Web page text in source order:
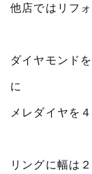
他店ではリフ
ダイヤモンド
に
メレダイヤを
リングに幅は